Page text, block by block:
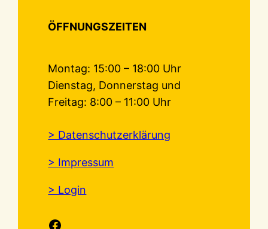
ÖFFNUNGSZEITEN
Montag: 15:00 – 18:00 Uhr
Dienstag, Donnerstag und
Freitag: 8:00 – 11:00 Uhr
> Datenschutzerklärung
> Impressum
> Login
Facebook